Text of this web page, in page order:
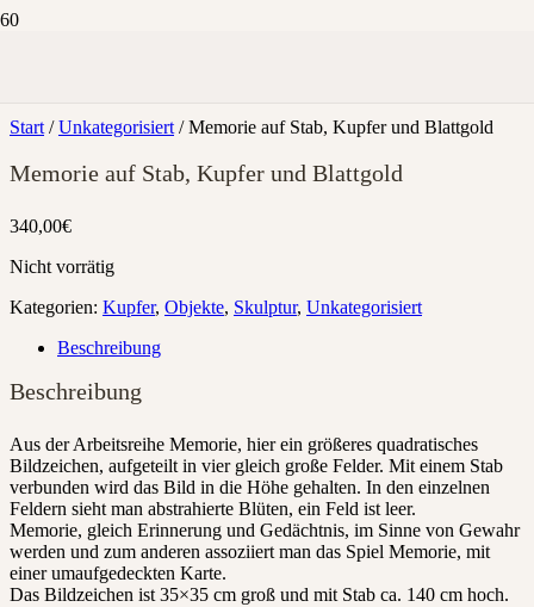
Start /Unkategorisiert / Memorie auf Stab, Kupfer und Blattgold
Memorie auf Stab, Kupfer und Blattgold
340,00€
Nicht vorrätig
Kategorien: Kupfer, Objekte, Skulptur, Unkategorisiert
Beschreibung
Beschreibung
Aus der Arbeitsreihe Memorie, hier ein größeres quadratisches
Bildzeichen, aufgeteilt in vier gleich große Felder. Mit einem Stab
verbunden wird das Bild in die Höhe gehalten. In den einzelnen
Feldern sieht man abstrahierte Blüten, ein Feld ist leer.
Memorie, gleich Erinnerung und Gedächtnis, im Sinne von Gewahr
werden und zum anderen assoziiert man das Spiel Memorie, mit
einer umaufgedeckten Karte.
Das Bildzeichen ist 35×35 cm groß und mit Stab ca. 140 cm hoch.